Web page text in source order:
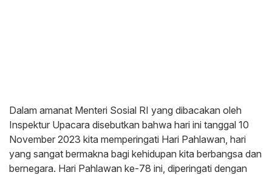
Dalam amanat Menteri Sosial RI yang dibacakan oleh
Inspektur Upacara disebutkan bahwa hari ini tanggal 10
November 2023 kita memperingati Hari Pahlawan, hari
yang sangat bermakna bagi kehidupan kita berbangsa dan
bernegara. Hari Pahlawan ke-78 ini, diperingati dengan